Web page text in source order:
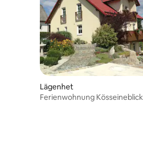
Lägenhet
Ferienwohnung Kösseineblick